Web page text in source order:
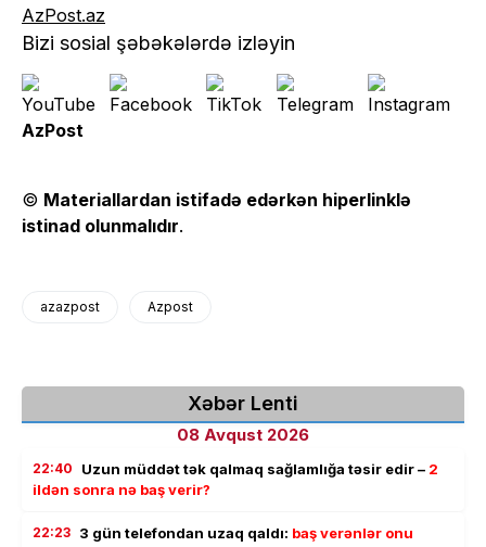
AzPost.az
Bizi sosial şəbəkələrdə izləyin
AzPost
© Materiallardan istifadə edərkən hiperlinklə
istinad olunmalıdır.
azazpost Azpost
Xəbər Lenti
08 Avqust 2026
22:40 Uzun müddət tək qalmaq sağlamlığa təsir edir – 2
ildən sonra nə baş verir?
22:23 3 gün telefondan uzaq qaldı: baş verənlər onu